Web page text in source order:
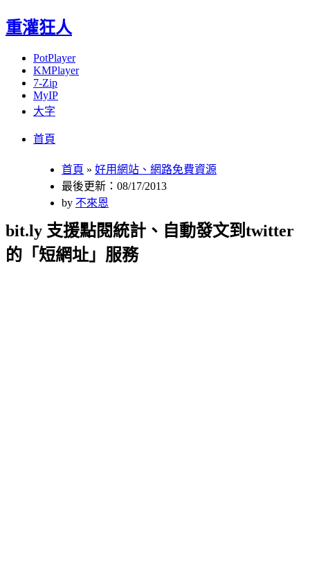
重灌狂人
PotPlayer
KMPlayer
7-Zip
MyIP
大字
首頁
首頁 » 好用網站、網路免費資源
最後更新：08/17/2013
by 不來恩
bit.ly 支援點閱統計、自動發文到twitter
的「短網址」服務